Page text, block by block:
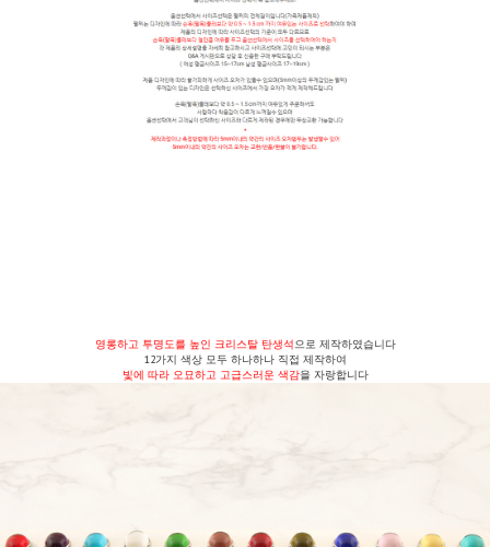
영롱하고 투명도를 높인 크리스탈 탄생석으로 제작하였습니다
12가지 색상 모두 하나하나 직접 제작하여
빛에 따라 오묘하고 고급스러운 색감을 자랑합니다